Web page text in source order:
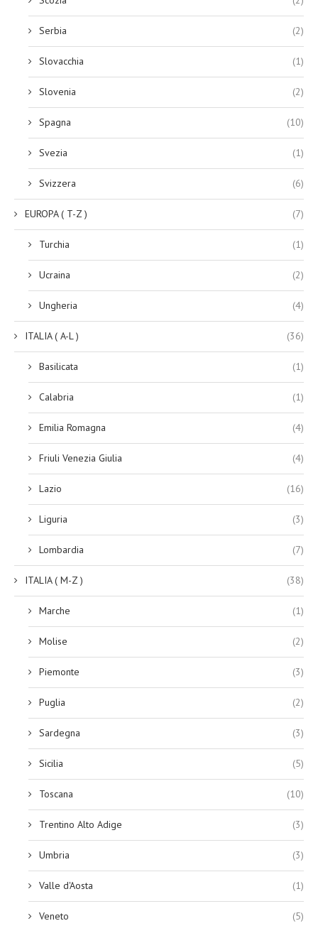
Serbia (2)
Slovacchia (1)
Slovenia (2)
Spagna (10)
Svezia (1)
Svizzera (6)
EUROPA ( T-Z ) (7)
Turchia (1)
Ucraina (2)
Ungheria (4)
ITALIA ( A-L ) (36)
Basilicata (1)
Calabria (1)
Emilia Romagna (4)
Friuli Venezia Giulia (4)
Lazio (16)
Liguria (3)
Lombardia (7)
ITALIA ( M-Z ) (38)
Marche (1)
Molise (2)
Piemonte (3)
Puglia (2)
Sardegna (3)
Sicilia (5)
Toscana (10)
Trentino Alto Adige (3)
Umbria (3)
Valle d'Aosta (1)
Veneto (5)